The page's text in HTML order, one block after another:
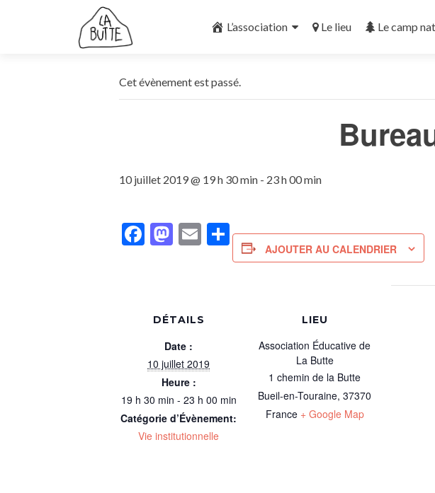
au L’association Le lieu Le camp
«
Cet évènement est passé.
10 juillet 2019 @ 19 h 30 min - 23 h 00 min
Facebook
Mastodon
EmailPartager
AJOUTER AU CALENDRIER
DÉTAILS
Date :
10 juillet 2019
Heure :
19 h 30 min - 23 h 00 min
Catégorie d’Évènement:
Vie institutionnelle
LIEU
Association Éducative de
La Butte
1 chemin de la Butte
Bueil-en-Touraine, 37370
France + Google Map